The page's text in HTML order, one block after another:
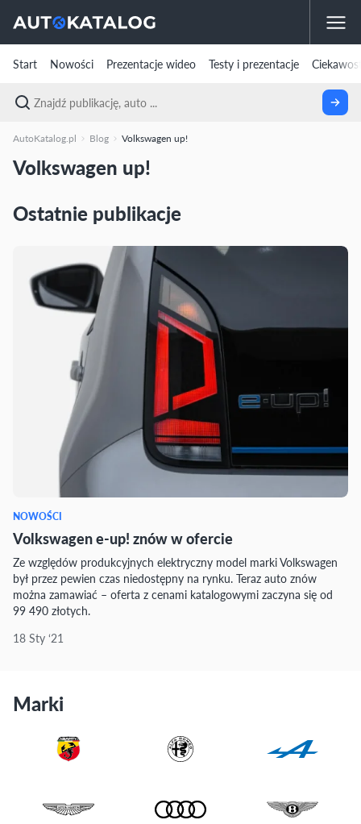
Start Nowości Prezentacje wideo Testy i prezentacje
AutoKatalog.pl Blog Volkswagen up!
Volkswagen up!
Ostatnie publikacje
NOWOŚCI
Volkswagen e-up! znów w ofercie
Ze względów produkcyjnych elektryczny model marki Volkswagen
był przez pewien czas niedostępny na rynku. Teraz auto znów
można zamawiać – oferta z cenami katalogowymi zaczyna się od
99 490 złotych.
18 Sty ‘21
Marki